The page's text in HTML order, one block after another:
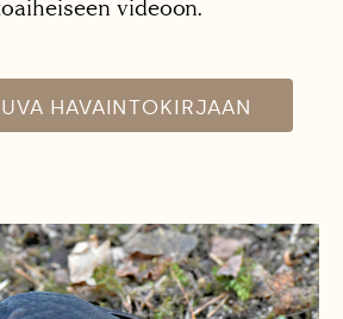
videoon.
HAVAINTOKIRJAAN